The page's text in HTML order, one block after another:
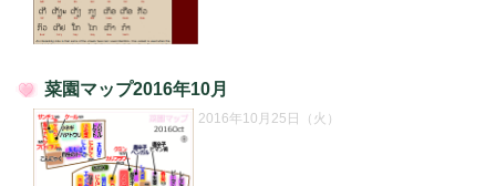
投
稿
日:
菜園マップ2016年10月
2016年10月25日（火）